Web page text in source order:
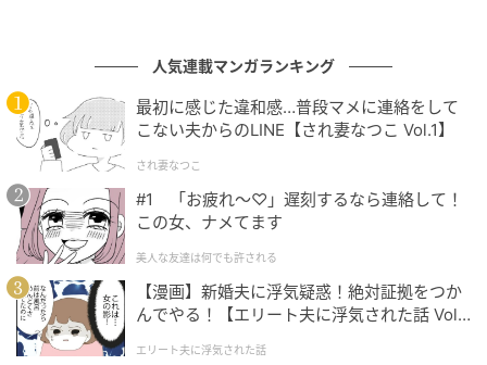
人気連載マンガランキング
最初に感じた違和感…普段マメに連絡をして
こない夫からのLINE【され妻なつこ Vol.1】
され妻なつこ
#1 「お疲れ〜♡」遅刻するなら連絡して！
この女、ナメてます
美人な友達は何でも許される
【漫画】新婚夫に浮気疑惑！絶対証拠をつか
んでやる！【エリート夫に浮気された話 Vol.
エリート夫に浮気された話